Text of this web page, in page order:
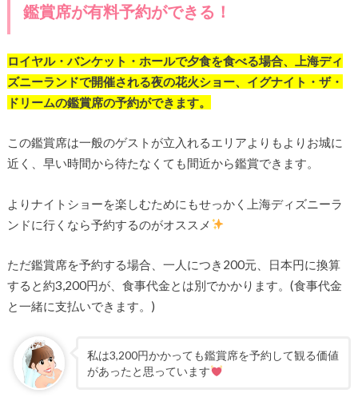
鑑賞席が有料予約ができる！
ロイヤル・バンケット・ホールで夕食を食べる場合、上海ディ
ズニーランドで開催される夜の花火ショー、イグナイト・ザ・
ドリームの鑑賞席の予約ができます。
この鑑賞席は一般のゲストが立入れるエリアよりもよりお城に
近く、早い時間から待たなくても間近から鑑賞できます。
よりナイトショーを楽しむためにもせっかく上海ディズニーラ
ンドに行くなら予約するのがオススメ
ただ鑑賞席を予約する場合、一人につき200元、日本円に換算
すると約3,200円が、食事代金とは別でかかります。(食事代金
と一緒に支払いできます。)
私は3,200円かかっても鑑賞席を予約して観る価値
があったと思っています